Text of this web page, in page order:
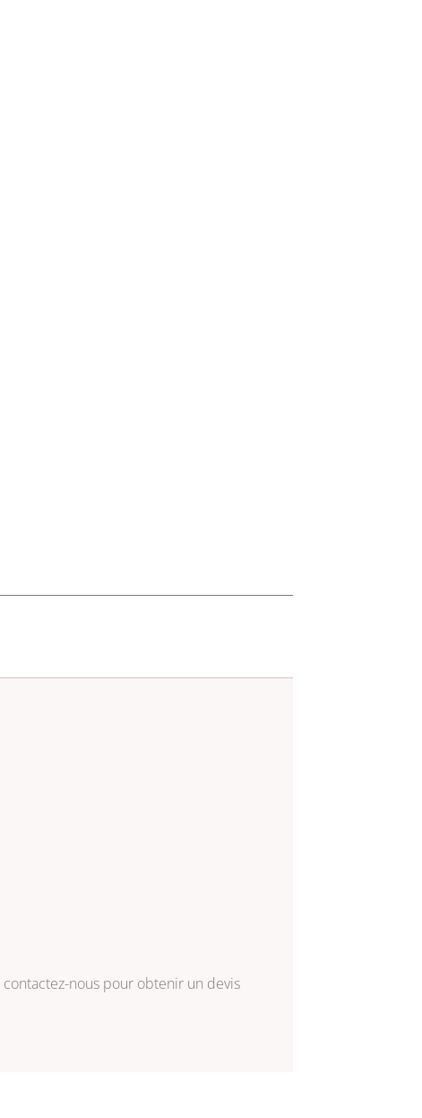
contactez-nous pour obtenir un devis